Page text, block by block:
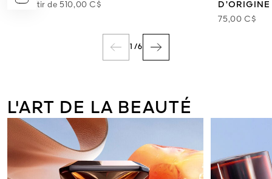
A partir de510,00 C$
75,00 C$
1 /6
L'ART DE LA BEAUTÉ